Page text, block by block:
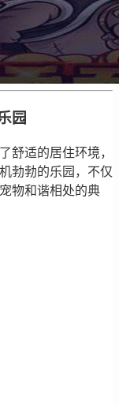
园
舒适的居住环境，
勃勃的乐园，不仅
物和谐相处的典